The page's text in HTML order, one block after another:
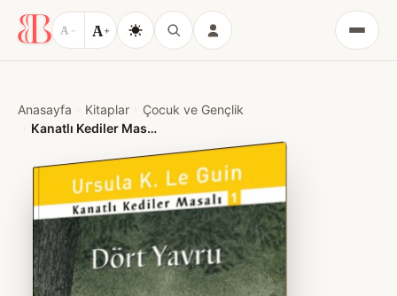
A − A+
Menü
Anasayfa Kitaplar
Çocuk ve Gençlik
Kanatlı Kediler Masalı | Dört Yavru – Ursula K. Le Guin